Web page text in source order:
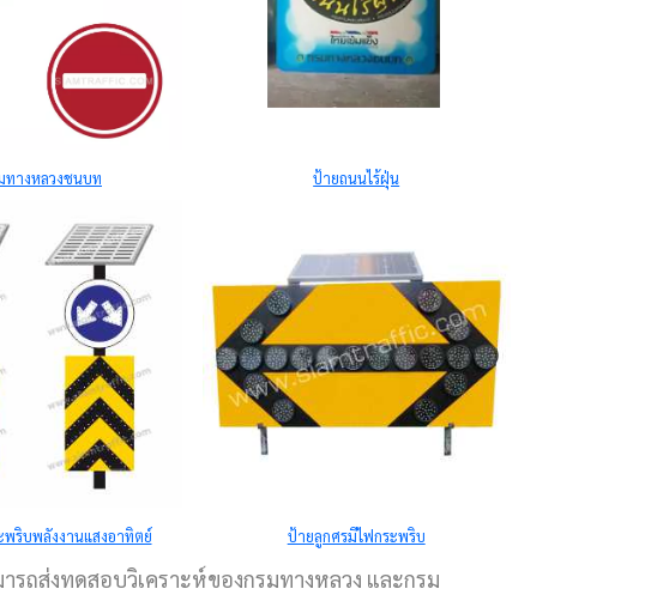
ทางหลวงชนบท ป้ายถนนไร้ฝุ่น
พริบพลังงานแสงอาทิตย์ ป้ายลูกศรมีไฟกระพริบ
ถส่งทดสอบวิเคราะห์ของกรมทางหลวง และกรม
ด แลกบัตร